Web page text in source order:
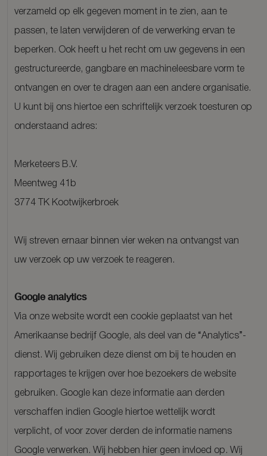
verzameld op elk gegeven moment in te zien, aan te
passen, te laten verwijderen of de verwerking ervan te
beperken. Ook heeft u het recht om uw gegevens in een
gestructureerde, gangbare en machineleesbare vorm te
ontvangen en over te dragen aan een andere organisatie.
U kunt bij ons hiertoe een schriftelijk verzoek toesturen op
onderstaand adres:
Merketeers B.V.
Meentweg 41b
3774 TK Kootwijkerbroek
Wij streven ernaar binnen vier weken na ontvangst van
uw verzoek op uw verzoek te reageren.
Google analytics
Via onze website wordt een cookie geplaatst van het
Amerikaanse bedrijf Google, als deel van de “Analytics”-
dienst. Wij gebruiken deze dienst om bij te houden en
rapportages te krijgen over hoe bezoekers de website
gebruiken. Google kan deze informatie aan derden
verschaffen indien Google hiertoe wettelijk wordt
verplicht, of voor zover derden de informatie namens
Google verwerken. Wij hebben hier geen invloed op. Wij